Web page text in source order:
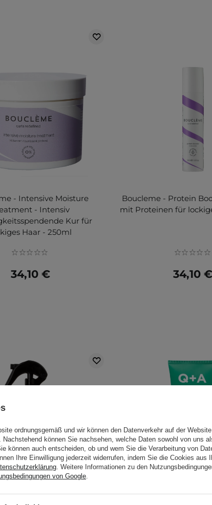
- Intensive Moisture
- Intensiv
Kur für
Haar - 250ml
34,10 €
Boucleme - Protein
mit Proteinen für
34,10 €
ordnungsgemäß und wir können den Datenverkehr auf der
Nachstehend können Sie nachsehen, welche Daten sowohl von uns
können auch entscheiden, ob und wem Sie die Verarbeitung von
Ihre Einwilligung jederzeit widerrufen, indem Sie die Cookies aus
. Weitere Informationen zu den
von Google.